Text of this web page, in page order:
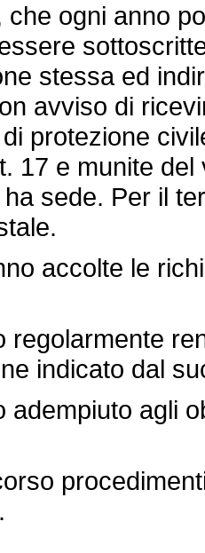
ogni anno
stessa ed
avviso di
protezione
17 e munite
sede. Per il
accolte le
indicato dal
agli